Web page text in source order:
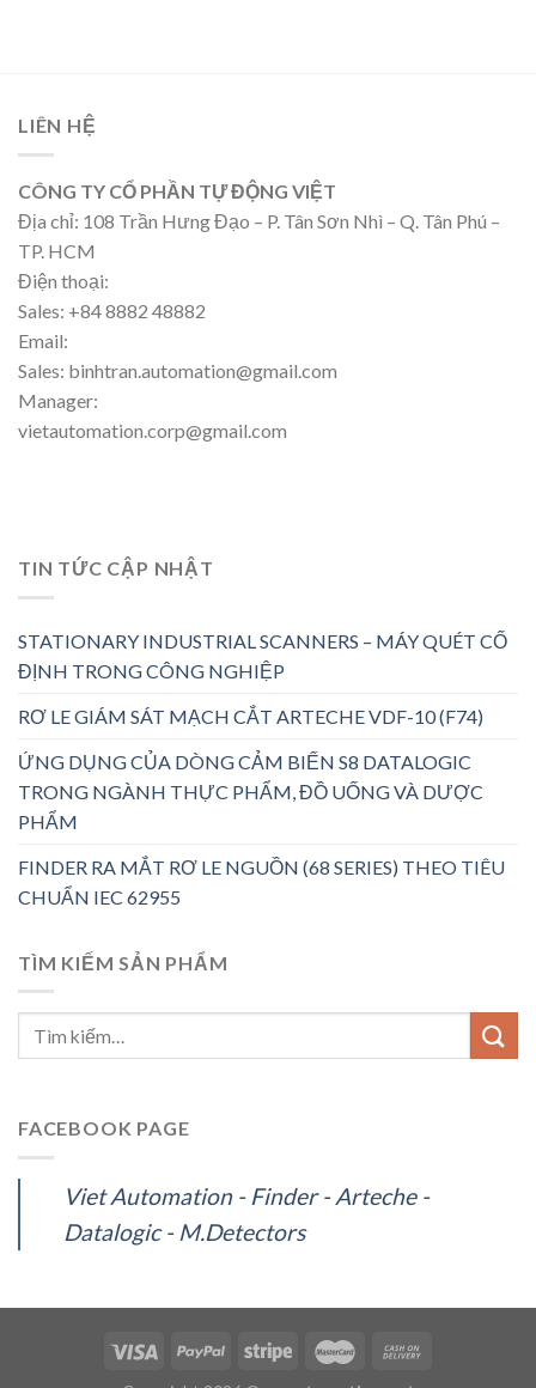
LIÊN HỆ
CÔNG TY CỔ PHẦN TỰ ĐỘNG VIỆT
Địa chỉ: 108 Trần Hưng Đạo – P. Tân Sơn Nhì – Q. Tân Phú –
TP. HCM
Điện thoại:
Sales: +84 8882 48882
Email:
Sales: binhtran.automation@gmail.com
Manager:
vietautomation.corp@gmail.com
TIN TỨC CẬP NHẬT
STATIONARY INDUSTRIAL SCANNERS – MÁY QUÉT CỐ
ĐỊNH TRONG CÔNG NGHIỆP
RƠ LE GIÁM SÁT MẠCH CẮT ARTECHE VDF-10 (F74)
ỨNG DỤNG CỦA DÒNG CẢM BIẾN S8 DATALOGIC
TRONG NGÀNH THỰC PHẨM, ĐỒ UỐNG VÀ DƯỢC
PHẨM
FINDER RA MẮT RƠ LE NGUỒN (68 SERIES) THEO TIÊU
CHUẨN IEC 62955
TÌM KIẾM SẢN PHẨM
FACEBOOK PAGE
Viet Automation - Finder - Arteche -
Datalogic - M.Detectors